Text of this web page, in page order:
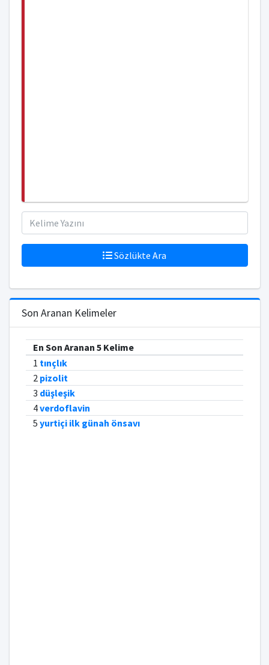
Sözlükte Ara
Son Aranan Kelimeler
En Son Aranan 5 Kelime
1 tınçlık
2 pizolit
3 düşleşik
4verdoflavin
5 yurtiçi ilk günah önsavı